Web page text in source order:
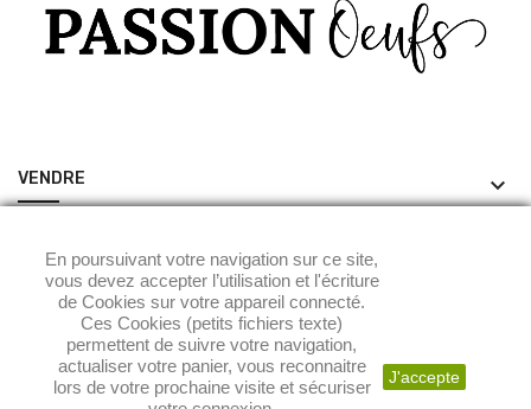
En poursuivant votre navigation sur ce site,
vous devez accepter l’utilisation et l'écriture
de Cookies sur votre appareil connecté.
Ces Cookies (petits fichiers texte)
permettent de suivre votre navigation,
actualiser votre panier, vous reconnaitre
lors de votre prochaine visite et sécuriser
J'accepte
VENDRE keyboard_arrow_down
ACHETER